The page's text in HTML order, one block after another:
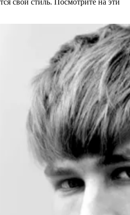
свой стиль. Посмотрите на эти